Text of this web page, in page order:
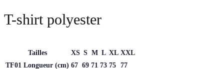
T-shirt polyester
Tailles XS S M L XL XXL
TF01 Longueur (cm) 67 69 71 73 75 77